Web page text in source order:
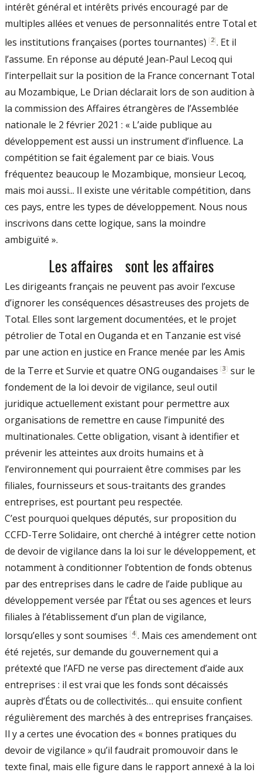
intérêt général et intérêts privés encouragé par de
multiples allées et venues de personnalités entre Total et
les institutions françaises (portes tournantes) [2]. Et il
l’assume. En réponse au député Jean-Paul Lecoq qui
l’interpellait sur la position de la France concernant Total
au Mozambique, Le Drian déclarait lors de son audition à
la commission des Affaires étrangères de l’Assemblée
nationale le 2 février 2021 : « L’aide publique au
développement est aussi un instrument d’influence. La
compétition se fait également par ce biais. Vous
fréquentez beaucoup le Mozambique, monsieur Lecoq,
mais moi aussi... Il existe une véritable compétition, dans
ces pays, entre les types de développement. Nous nous
inscrivons dans cette logique, sans la moindre
ambiguïté ».
Les affaires sont les affaires
Les dirigeants français ne peuvent pas avoir l’excuse
d’ignorer les conséquences désastreuses des projets de
Total. Elles sont largement documentées, et le projet
pétrolier de Total en Ouganda et en Tanzanie est visé
par une action en justice en France menée par les Amis
de la Terre et Survie et quatre ONG ougandaises [3] sur le
fondement de la loi devoir de vigilance, seul outil
juridique actuellement existant pour permettre aux
organisations de remettre en cause l’impunité des
multinationales. Cette obligation, visant à identifier et
prévenir les atteintes aux droits humains et à
l’environnement qui pourraient être commises par les
filiales, fournisseurs et sous-traitants des grandes
entreprises, est pourtant peu respectée.
C’est pourquoi quelques députés, sur proposition du
CCFD-Terre Solidaire, ont cherché à intégrer cette notion
de devoir de vigilance dans la loi sur le développement, et
notamment à conditionner l’obtention de fonds obtenus
par des entreprises dans le cadre de l’aide publique au
développement versée par l’État ou ses agences et leurs
filiales à l’établissement d’un plan de vigilance,
lorsqu’elles y sont soumises [4]. Mais ces amendement ont
été rejetés, sur demande du gouvernement qui a
prétexté que l’AFD ne verse pas directement d’aide aux
entreprises : il est vrai que les fonds sont décaissés
auprès d’États ou de collectivités… qui ensuite confient
régulièrement des marchés à des entreprises françaises.
Il y a certes une évocation des « bonnes pratiques du
devoir de vigilance » qu’il faudrait promouvoir dans le
texte final, mais elle figure dans le rapport annexé à la loi